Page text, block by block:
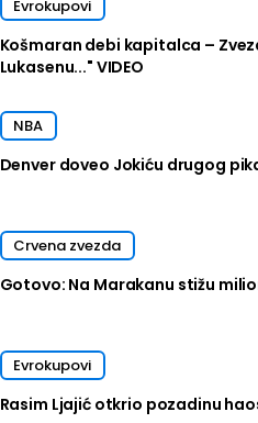
Evrokupovi
Košmaran debi kapitalca –
Lukasenu..." VIDEO
NBA
Denver doveo Jokiću drugog
Crvena zvezda
Gotovo: Na Marakanu stižu
Evrokupovi
Rasim Ljajić otkrio pozadinu